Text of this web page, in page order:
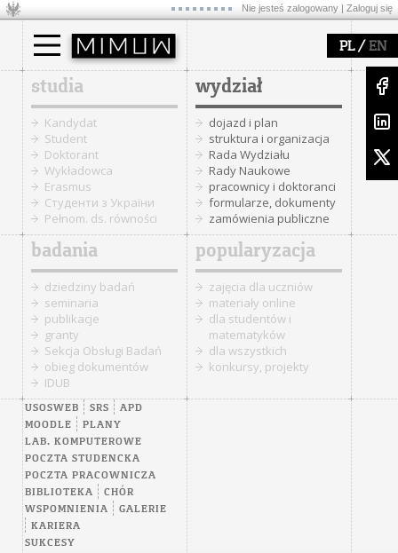
Nie jesteś zalogowany | Zaloguj się
PL/ EN
studia
Kandydat
Student
Doktorant
Wykładowca
Erasmus
Cтуденти з України
Pełnom. ds. równości
wydział
dojazd i plan
struktura i organizacja
Rada Wydziału
Rady Naukowe
pracownicy i doktoranci
formularze, dokumenty
zamówienia publiczne
badania
dziedziny badań
seminaria
publikacje
granty
Sekcja Obsługi Badań
obieg dokumentów
IDUB
popularyzacja
zajęcia dla uczniów
materiały online
dla studentów i
matematyków
dla wszystkich
konkursy, projekty
USOSWEB SRS
APD
MOODLE
PLANY
LAB. KOMPUTEROWE
POCZTA STUDENCKA
POCZTA PRACOWNICZA
BIBLIOTEKA
CHÓR
WSPOMNIENIA
GALERIE
KARIERA
SUKCESY